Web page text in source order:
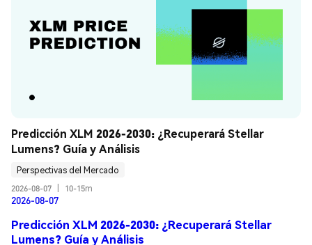
Predicción XLM 2026-2030: ¿Recuperará Stellar
Lumens? Guía y Análisis
Perspectivas del Mercado
2026-08-07
10-15m
2026-08-07
Predicción XLM 2026-2030: ¿Recuperará Stellar
Lumens? Guía y Análisis